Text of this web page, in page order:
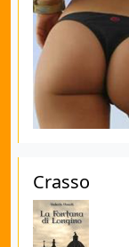
Crasso